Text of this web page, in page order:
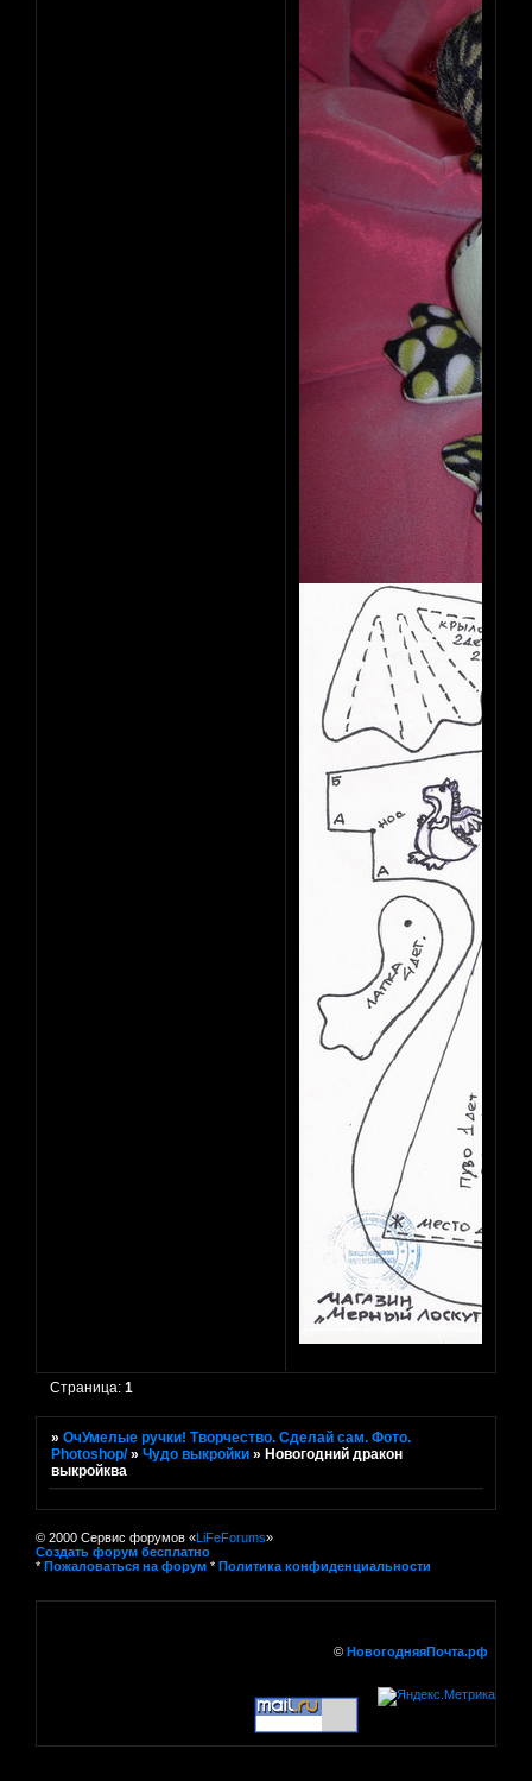
Страница:1
»ОчУмелые ручки! Творчество. Сделай сам. Фото.
Photoshop/ »Чудо выкройки »Новогодний дракон
выкройква
© 2000 Сервис форумов «LiFeForums»
Создать форум бесплатно
* Пожаловаться на форум * Политика конфиденциальности
© НовогодняяПочта.рф